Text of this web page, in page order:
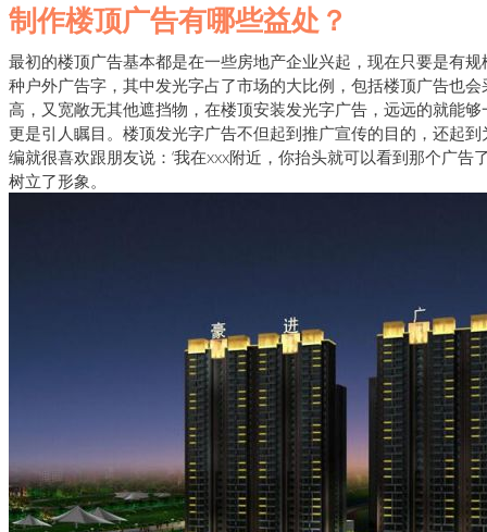
制作楼顶广告有哪些益处？
最初的楼顶广告基本都是在一些房地产企业兴起，现在只要是有
种户外广告字，其中发光字占了市场的大比例，包括楼顶广告也
高，又宽敞无其他遮挡物，在楼顶安装发光字广告，远远的就能
更是引人瞩目。楼顶发光字广告不但起到推广宣传的目的，还起
编就很喜欢跟朋友说：‘我在xxx附近，你抬头就可以看到那个广告
树立了形象。